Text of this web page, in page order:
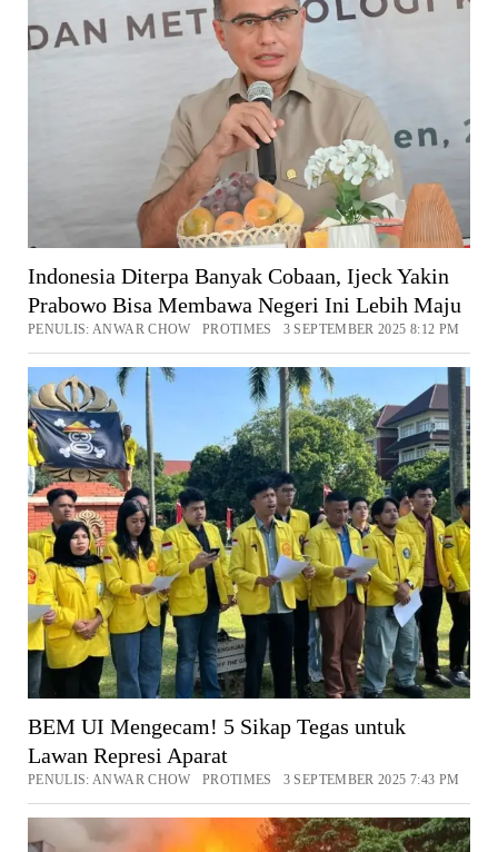
Indonesia Diterpa Banyak Cobaan, Ijeck Yakin
Prabowo Bisa Membawa Negeri Ini Lebih Maju
PENULIS: ANWAR CHOW PROTIMES 3 SEPTEMBER 2025 8:12 PM
BEM UI Mengecam! 5 Sikap Tegas untuk
Lawan Represi Aparat
PENULIS: ANWAR CHOW PROTIMES 3 SEPTEMBER 2025 7:43 PM